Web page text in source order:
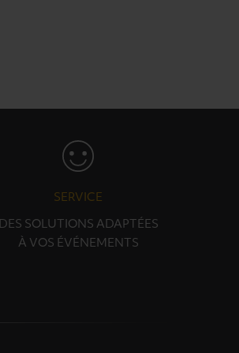
SERVICE
DES SOLUTIONS ADAPTÉES
À VOS ÉVÉNEMENTS